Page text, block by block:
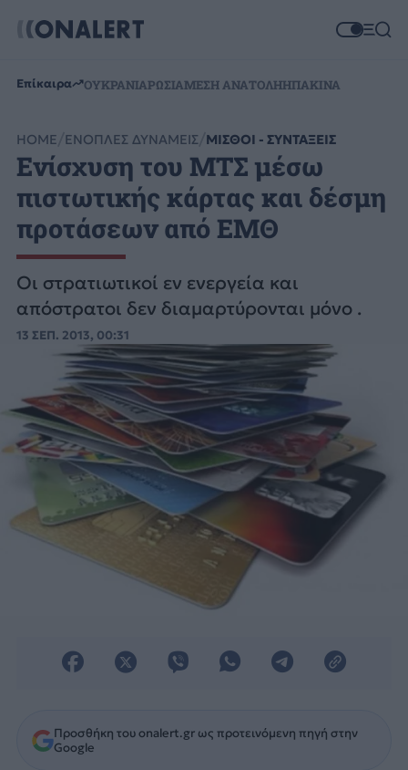
Επίκαιρα ΟΥΚΡΑΝΙΑΡΩΣΙΑΜΕΣΗ ΑΝΑΤΟΛΗΗΠΑΚΙΝΑ
HOME ΕΝΟΠΛΕΣ ΔΥΝΑΜΕΙΣ ΜΙΣΘΟΙ - ΣΥΝΤΑΞΕΙΣ
Ενίσχυση του ΜΤΣ μέσω
πιστωτικής κάρτας και δέσμη
προτάσεων από ΕΜΘ
Οι στρατιωτικοί εν ενεργεία και
απόστρατοι δεν διαμαρτύρονται μόνο .
13 ΣΕΠ. 2013, 00:31
Προσθήκη του onalert.gr ως προτεινόμενη πηγή στην
Google